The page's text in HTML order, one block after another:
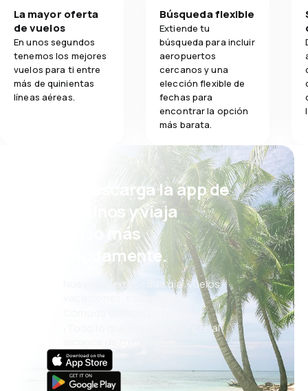
Comodidad de viaje 4.0
Transporte de equipaje 4.0
Comidas 4.0
La mayor oferta
de vuelos
En unos segundos
tenemos los mejores
vuelos para ti entre
más de quinientas
líneas aéreas.
Búsqueda flexible
Extiende tu
búsqueda para incluir
aeropuertos
cercanos y una
elección flexible de
fechas para
encontrar la opción
más barata.
¡Eh! Descarga la app de
eDestinos y viaja
incluso más
cómodamente.
Nuevas ofertas cada día: vuelos,
vacaciones, escapadas
Cómoda gestión de reservas
¡Todo lo que importa, siempre al